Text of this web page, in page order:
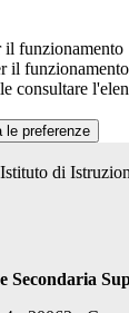
il funzionamento
il
consultare
le preferenze
Istituto di
Secondaria